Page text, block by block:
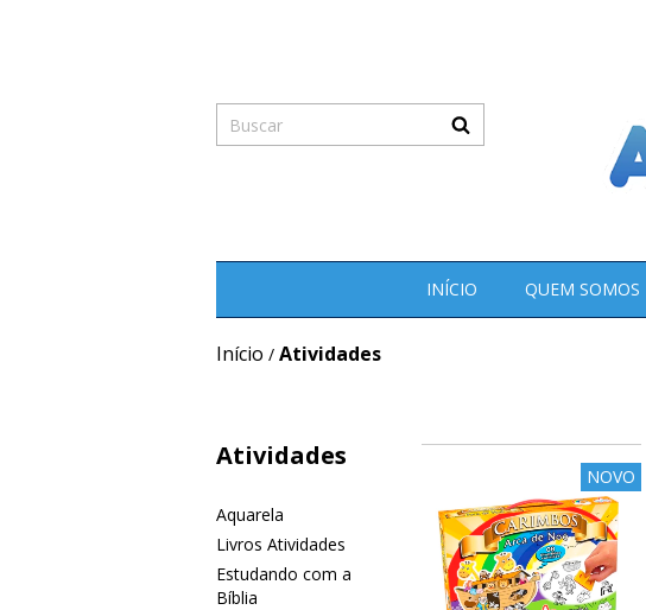
INÍCIO QUEM SOMOS
Início / Atividades
Atividades
Aquarela
Livros Atividades
Estudando com a
Bíblia
NOVO